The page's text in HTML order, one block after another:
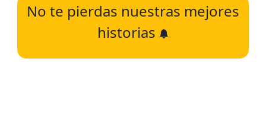
No te pierdas nuestras mejores
historias